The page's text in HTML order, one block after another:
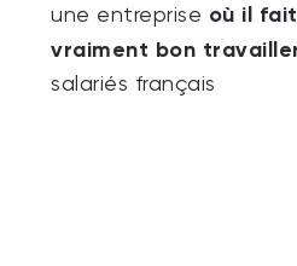
une entreprise où il fait
vraiment bon
salariés français